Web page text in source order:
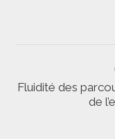
de
Fluidité des
de